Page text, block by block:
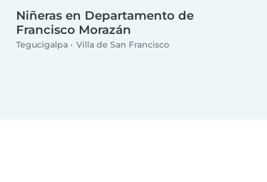
Niñeras en Departamento de
Francisco Morazán
Tegucigalpa Villa de San Francisco